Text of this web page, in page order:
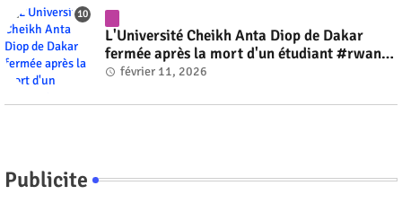
L'Université Cheikh Anta Diop de Dakar
fermée après la mort d'un étudiant #rwanda
#RwOT
février 11, 2026
Publicite